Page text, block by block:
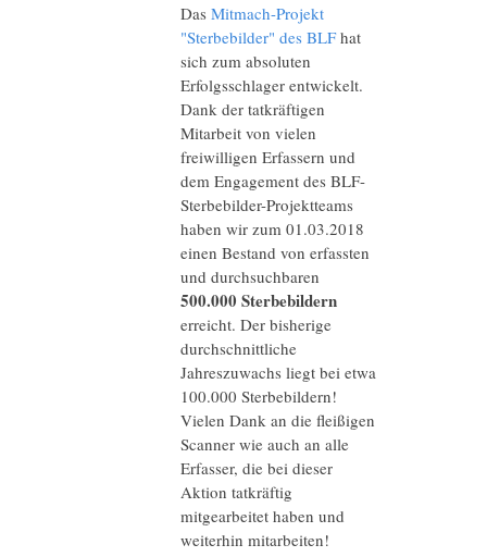
Das Mitmach-Projekt
"Sterbebilder" des BLFhat
sich zum absoluten
Erfolgsschlager entwickelt.
Dank der tatkräftigen
Mitarbeit von vielen
freiwilligen Erfassern und
dem Engagement des BLF-
Sterbebilder-Projektteams
haben wir zum 01.03.2018
einen Bestand von erfassten
und durchsuchbaren
500.000 Sterbebildern
erreicht. Der bisherige
durchschnittliche
Jahreszuwachs liegt bei etwa
100.000 Sterbebildern!
Vielen Dank an die fleißigen
Scanner wie auch an alle
Erfasser, die bei dieser
Aktion tatkräftig
mitgearbeitet haben und
weiterhin mitarbeiten!